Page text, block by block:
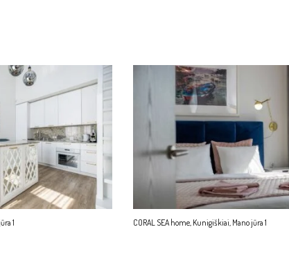
1 CORAL SEA home, Kunigiškiai, Mano jūra 1